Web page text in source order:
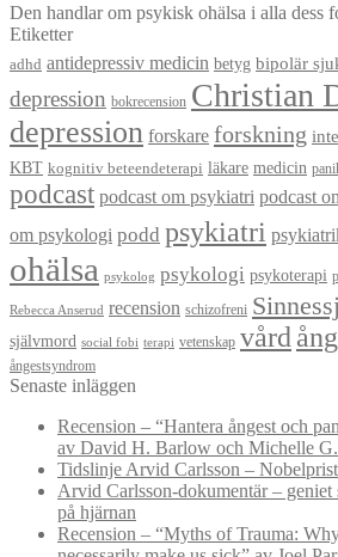
Den handlar om psykisk ohälsa i alla dess
Etiketter
adhd antidepressiv medicin betyg bipolär
depression bokrecension Christian
depression forskare forskning
KBT kognitiv beteendeterapi läkare medicin
podcast podcast om psykiatri podcast
om psykologi podd psykiatri
ohälsa psykolog psykologi psykoterapi
Rebecca Anserud recension schizofreni
självmord social fobi terapi vetenskap vård
ångestsyndrom
Senaste inläggen
Recension – “Hantera ångest och
av David H. Barlow och Michelle
Tidslinje Arvid Carlsson –
Arvid Carlsson-dokumentär – geniet
på hjärnan
Recension – “Myths of Trauma: